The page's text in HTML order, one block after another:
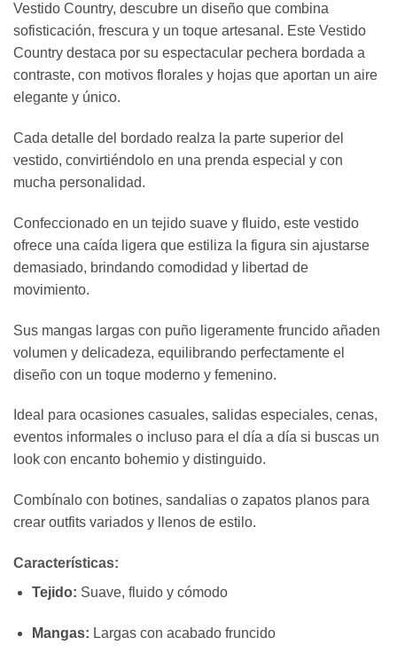
Vestido Country, descubre un diseño que combina
sofisticación, frescura y un toque artesanal. Este Vestido
Country destaca por su espectacular pechera bordada a
contraste, con motivos florales y hojas que aportan un aire
elegante y único.
Cada detalle del bordado realza la parte superior del
vestido, convirtiéndolo en una prenda especial y con
mucha personalidad.
Confeccionado en un tejido suave y fluido, este vestido
ofrece una caída ligera que estiliza la figura sin ajustarse
demasiado, brindando comodidad y libertad de
movimiento.
Sus mangas largas con puño ligeramente fruncido añaden
volumen y delicadeza, equilibrando perfectamente el
diseño con un toque moderno y femenino.
Ideal para ocasiones casuales, salidas especiales, cenas,
eventos informales o incluso para el día a día si buscas un
look con encanto bohemio y distinguido.
Combínalo con botines, sandalias o zapatos planos para
crear outfits variados y llenos de estilo.
Características:
Tejido: Suave, fluido y cómodo
Mangas: Largas con acabado fruncido